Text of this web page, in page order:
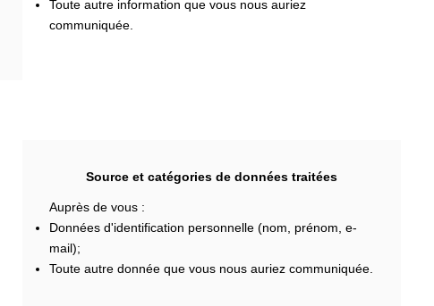
Toute autre information que vous nous auriez
communiquée.
Source et catégories de données traitées
Auprès de vous :
Données d'identification personnelle (nom, prénom, e-
mail);
Toute autre donnée que vous nous auriez communiquée.